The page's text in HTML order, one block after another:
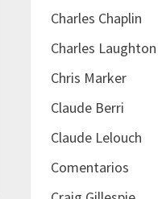
Charles Chaplin
Charles Laughton
Chris Marker
Claude Berri
Claude Lelouch
Comentarios